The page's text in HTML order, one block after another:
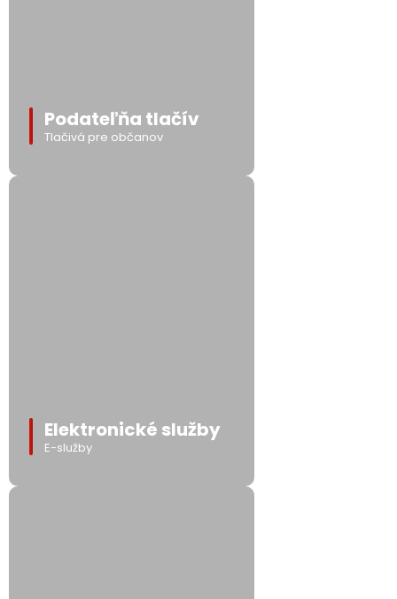
Podateľňa tlačív
Tlačivá pre občanov
Elektronické služby
E-služby